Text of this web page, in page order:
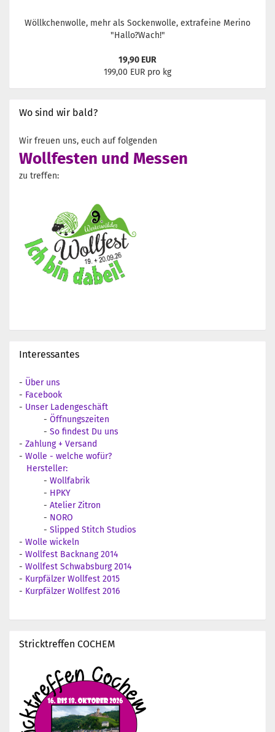
Wöllkchenwolle, mehr als Sockenwolle, extrafeine Merino
"Hallo?Wach!"
19,90 EUR
199,00 EUR pro kg
Wo sind wir bald?
Wir freuen uns, euch auf folgenden
Wollfesten und Messen
zu treffen:
Interessantes
- Über uns
- Facebook
- Unser Ladengeschäft
- Öffnungszeiten
- So findest Du uns
- Zahlung + Versand
- Wolle - welche wofür?
Hersteller:
- Wollfabrik
- HPKY
- Atelier Zitron
- NORO
- Slipped Stitch Studios
- Wolle wickeln
- Wollfest Backnang 2014
- Wollfest Schwabsburg 2014
- Kurpfälzer Wollfest 2015
- Kurpfälzer Wollfest 2016
Stricktreffen COCHEM